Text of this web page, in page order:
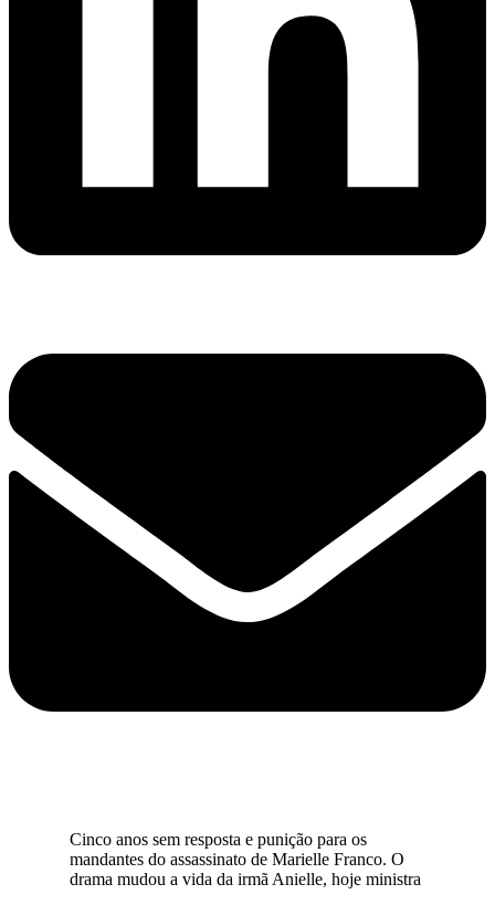
Cinco anos sem resposta e punição para os
mandantes do assassinato de Marielle Franco. O
drama mudou a vida da irmã Anielle, hoje ministra